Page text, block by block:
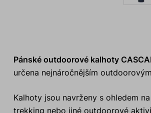
Pánské outdoorové kalhoty
určena nejnáročnějším
Kalhoty jsou navrženy s ohledem
trekking nebo jiné outdoorové